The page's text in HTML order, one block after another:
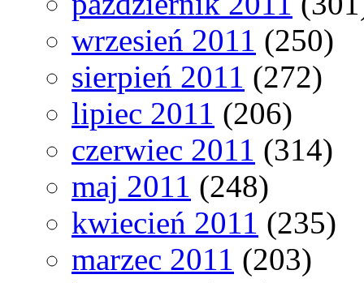
wrzesień 2011 (250)
sierpień 2011 (272)
lipiec 2011 (206)
czerwiec 2011 (314)
maj 2011 (248)
kwiecień 2011 (235)
marzec 2011 (203)